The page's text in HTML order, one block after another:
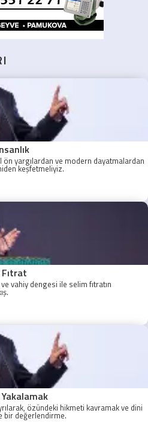
ön yargılardan ve modern dayatmalardan
keşfetmeliyiz.
ve vahiy dengesi ile selim fıtratın
özündeki hikmeti kavramak ve dini
bir değerlendirme.